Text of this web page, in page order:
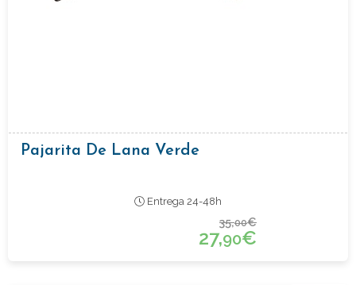
Pajarita De Lana Verde
Entrega 24-48h
35,00€
27,90€